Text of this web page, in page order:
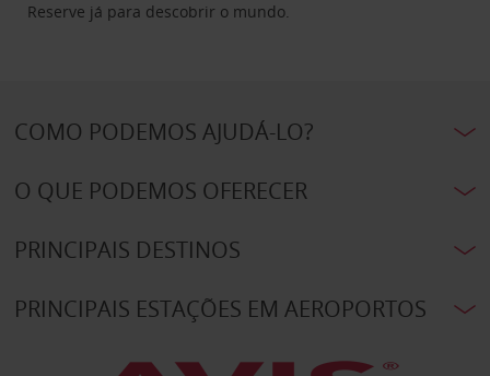
Reserve já para descobrir o mundo.
COMO PODEMOS AJUDÁ-LO?
O QUE PODEMOS OFERECER
PRINCIPAIS DESTINOS
PRINCIPAIS ESTAÇÕES EM AEROPORTOS